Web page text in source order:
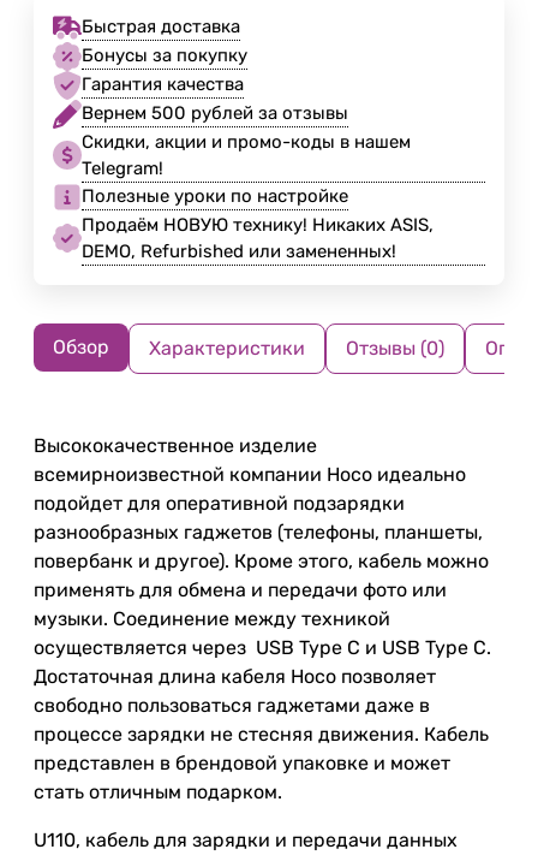
Быстрая доставка
Бонусы за покупку
Гарантия качества
Вернем 500 рублей за отзывы
Скидки, акции и промо-коды в нашем
Telegram!
Полезные уроки по настройке
Продаём НОВУЮ технику! Никаких ASIS,
DEMO, Refurbished или замененных!
Обзор Характеристики Отзывы (0)
Высококачественное изделие
всемирноизвестной компании Hoco идеально
подойдет для оперативной подзарядки
разнообразных гаджетов (телефоны, планшеты,
повербанк и другое). Кроме этого, кабель можно
применять для обмена и передачи фото или
музыки. Соединение между техникой
осуществляется через USB Type C и USB Type C.
Достаточная длина кабеля Hoco позволяет
свободно пользоваться гаджетами даже в
процессе зарядки не стесняя движения. Кабель
представлен в брендовой упаковке и может
стать отличным подарком.
U110, кабель для зарядки и передачи данных